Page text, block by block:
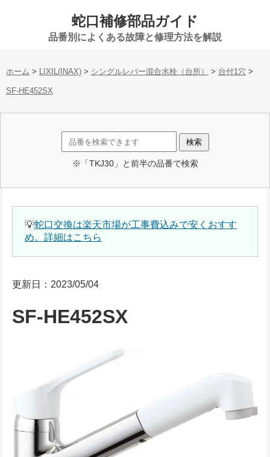
蛇口補修部品ガイド
品番別によくある故障と修理方法を解説
ホーム > LIXIL(INAX) > シングルレバー混合水栓（台所） > 台付1穴 >
SF-HE452SX
※「TKJ30」と前半の品番で検索
💡蛇口交換は楽天市場が工事費込みで安くおすす
め。詳細はこちら
更新日：2023/05/04
SF-HE452SX